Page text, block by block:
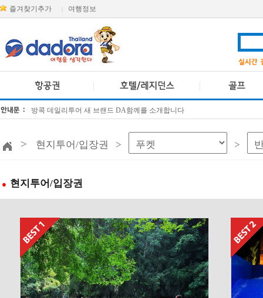
즐겨찾기추가 여행정보
방콕 데일리투어 새 브랜드 DA함께를 소개합니다
> 현지투어/입장권 > >
● 현지투어/입장권